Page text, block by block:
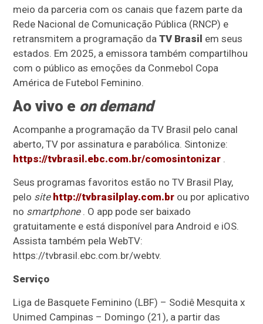
meio da parceria com os canais que fazem parte da
Rede Nacional de Comunicação Pública (RNCP) e
retransmitem a programação daTV Brasil em seus
estados. Em 2025, a emissora também compartilhou
com o público as emoções da Conmebol Copa
América de Futebol Feminino.
Ao vivo e on demand
Acompanhe a programação da TV Brasil pelo canal
aberto, TV por assinatura e parabólica. Sintonize:
https://tvbrasil.ebc.com.br/comosintonizar .
Seus programas favoritos estão no TV Brasil Play,
pelo site http://tvbrasilplay.com.br ou por aplicativo
no smartphone. O app pode ser baixado
gratuitamente e está disponível para Android e iOS.
Assista também pela WebTV:
https://tvbrasil.ebc.com.br/webtv.
Serviço
Liga de Basquete Feminino (LBF) – Sodiê Mesquita x
Unimed Campinas – Domingo (21), a partir das